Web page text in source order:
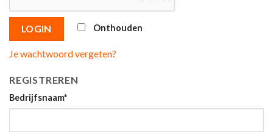
LOGIN Onthouden
Je wachtwoord vergeten?
REGISTREREN
Bedrijfsnaam*